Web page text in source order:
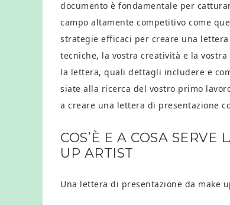
documento è fondamentale per
campo altamente competitivo come
strategie efficaci per creare una
tecniche, la vostra creatività e la
la lettera, quali dettagli includere e
siate alla ricerca del vostro primo
a creare una lettera di presentazione
COS’È E A COSA
UP ARTIST
Una lettera di presentazione da make